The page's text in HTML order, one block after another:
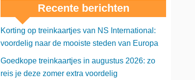
Recente berichten
Korting op treinkaartjes van NS International:
voordelig naar de mooiste steden van Europa
Goedkope treinkaartjes in augustus 2026: zo
reis je deze zomer extra voordelig